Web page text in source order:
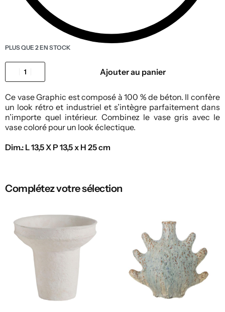
PLUS QUE 2 EN STOCK
Ajouter au panier
Ce vase Graphic est composé à 100 % de béton. Il confère
un look rétro et industriel et s’intègre parfaitement dans
n’importe quel intérieur. Combinez le vase gris avec le
vase coloré pour un look éclectique.
Dim.: L 13,5 X P 13,5 x H 25 cm
Complétez votre sélection